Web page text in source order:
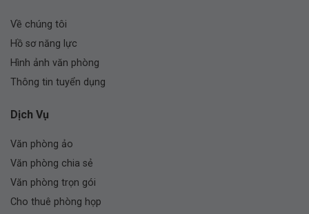
Về chúng tôi
Hồ sơ năng lực
Hình ảnh văn phòng
Thông tin tuyển dụng
Dịch Vụ
Văn phòng ảo
Văn phòng chia sẻ
Văn phòng trọn gói
Cho thuê phòng họp